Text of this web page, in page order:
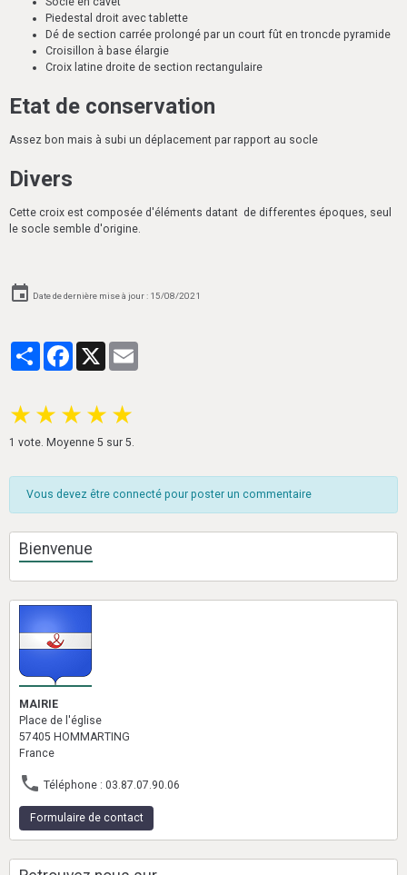
Piedestal droit avec tablette
Dé de section carrée prolongé par un court fût en troncde pyramide
Croisillon à base élargie
Croix latine droite de section rectangulaire
Etat de conservation
Assez bon mais à subi un déplacement par rapport au socle
Divers
Cette croix est composée d'éléments datant de differentes époques, seul
le socle semble d'origine.
Date de dernière mise à jour : 15/08/2021
PartagerFacebook
X
★ ★ ★ ★ ★
1 vote. Moyenne 5 sur 5.
Vous devez être connecté pour poster un commentaire
Bienvenue
MAIRIE
Place de l'église
57405 HOMMARTING
France
Téléphone : 03.87.07.90.06
Formulaire de contact